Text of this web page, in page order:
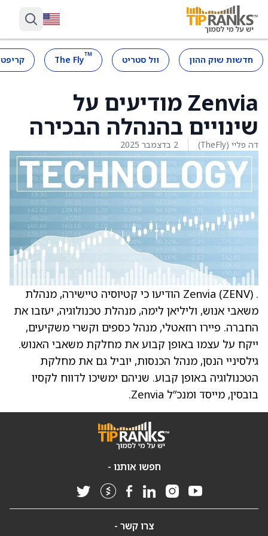
חדשות שוק ההון וול סטריט ™
The Fly
Zenvia מודיעים על
שינויים בהנהלה הבכירה
דה פליי (TheFly) 2 בדצמבר 2025
. Zenvia (ZENV) הודיעו כי קטיוסיה טיישירה, מנהלת
משאבי אנוש, וליליאן לימה, מנהלת טכנולוגיה, יעזבו את
החברה. פיירו רוזאטלי, מנהל כספים וקשרי משקיעים,
ייקח על עצמו באופן קבוע את מחלקת משאבי האנוש.
גילסיניי הנסן, מנהל הכנסות, יוביל גם את מחלקת
הטכנולוגיה באופן קבוע. שניהם ימשיכו לדווח לקסיו
בובסין, מייסד ומנכ”ל Zenvia.
חפשו אותנו -
צרו קשר -